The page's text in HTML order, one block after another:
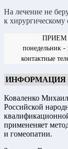
На лечение не
к
ПРИЕМ
понедельник -
контактные
ИНФОРМАЦИЯ
Коваленко
Российской
примененяет
и гомеопатии.